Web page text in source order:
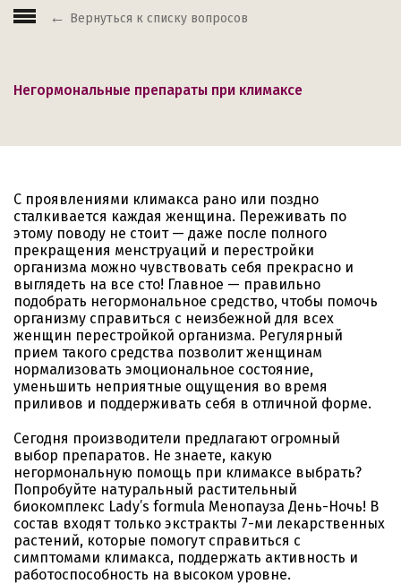
Вернуться к списку вопросов
Негормональные препараты при климаксе
С проявлениями климакса рано или поздно
сталкивается каждая женщина. Переживать по
этому поводу не стоит — даже после полного
прекращения менструаций и перестройки
организма можно чувствовать себя прекрасно и
выглядеть на все сто! Главное — правильно
подобрать негормональное средство, чтобы помочь
организму справиться с неизбежной для всех
женщин перестройкой организма. Регулярный
прием такого средства позволит женщинам
нормализовать эмоциональное состояние,
уменьшить неприятные ощущения во время
приливов и поддерживать себя в отличной форме.
Сегодня производители предлагают огромный
выбор препаратов. Не знаете, какую
негормональную помощь при климаксе выбрать?
Попробуйте натуральный растительный
биокомплекс Lady’s formula Менопауза День-Ночь! В
состав входят только экстракты 7-ми лекарственных
растений, которые помогут справиться с
симптомами климакса, поддержать активность и
работоспособность на высоком уровне.